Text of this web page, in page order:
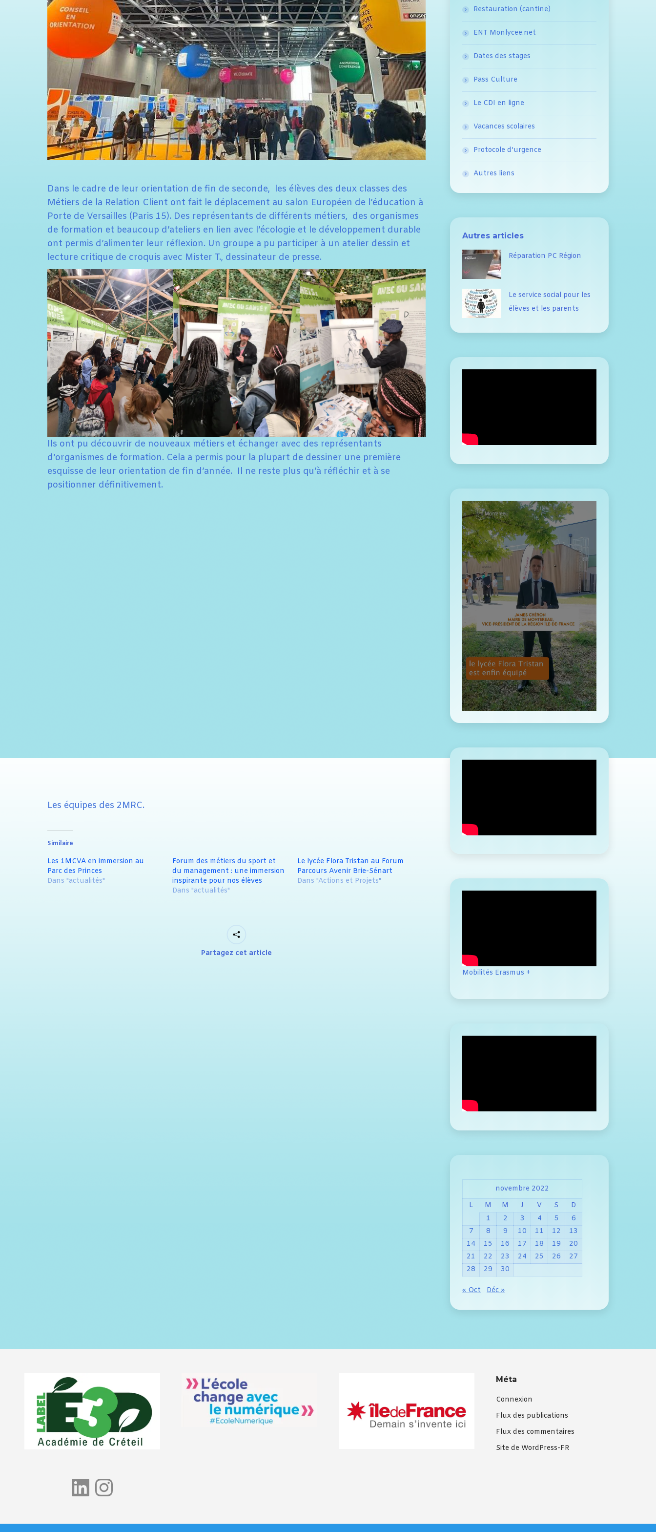
Dans le cadre de leur orientation de fin de seconde, les élèves des deux classes des
Métiers de la Relation Client ont fait le déplacement au salon Européen de l’éducation à
Porte de Versailles (Paris 15). Des représentants de différents métiers, des organismes
de formation et beaucoup d’ateliers en lien avec l’écologie et le développement durable
ont permis d’alimenter leur réflexion. Un groupe a pu participer à un atelier dessin et
lecture critique de croquis avec Mister T., dessinateur de presse.
Ils ont pu découvrir de nouveaux métiers et échanger avec des représentants
d’organismes de formation. Cela a permis pour la plupart de dessiner une première
esquisse de leur orientation de fin d’année. Il ne reste plus qu’à réfléchir et à se
positionner définitivement.
Les équipes des 2MRC.
Similaire
Les 1MCVA en immersion au
Parc des Princes
Dans "actualités"
Forum des métiers du sport et
du management : une immersion
inspirante pour nos élèves
Dans "actualités"
Le lycée Flora Tristan au Forum
Parcours Avenir Brie-Sénart
Dans "Actions et Projets"
Partagez cet article
Restauration (cantine)
ENT Monlycee.net
Dates des stages
Pass Culture
Le CDI en ligne
Vacances scolaires
Protocole d’urgence
Autres liens
Autres articles
Réparation PC Région
Le service social pour les
élèves et les parents
Mobilités Erasmus +
novembre 2022
L
M M J V S
D
1
2 3 4 5
6
7
8 9 10 11 12
13
14
15 16 17 18 19
20
21
22 23 24 25 26
27
28
29 30
« Oct Déc »
Méta
Connexion
Flux des publications
Flux des commentaires
Site de WordPress-FR
LinkedIn
Instagram